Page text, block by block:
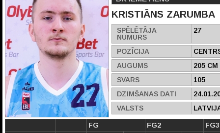
KRISTIĀNS ZARUMBA
SPĒLĒTĀJA
NUMURS
27
POZĪCIJA
AUGUMS
205 CM
SVARS
105
DZIMŠANAS DATI
VALSTS
FG FG2
FG3